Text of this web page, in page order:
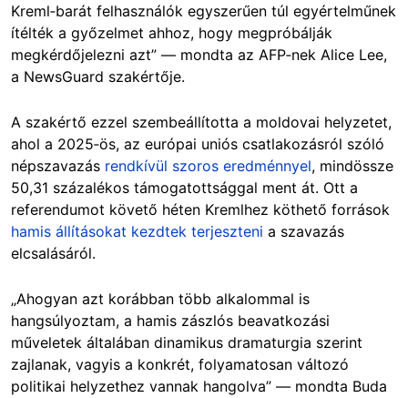
Kreml‑barát felhasználók egyszerűen túl egyértelműnek
ítélték a győzelmet ahhoz, hogy megpróbálják
megkérdőjelezni azt” — mondta az AFP‑nek Alice Lee,
a NewsGuard szakértője.
A szakértő ezzel szembeállította a moldovai helyzetet,
ahol a 2025‑ös, az európai uniós csatlakozásról szóló
népszavazás rendkívül szoros eredménnyel, mindössze
50,31 százalékos támogatottsággal ment át. Ott a
referendumot követő héten Kremlhez köthető források
hamis állításokat kezdtek terjeszteni a szavazás
elcsalásáról.
„Ahogyan azt korábban több alkalommal is
hangsúlyoztam, a hamis zászlós beavatkozási
műveletek általában dinamikus dramaturgia szerint
zajlanak, vagyis a konkrét, folyamatosan változó
politikai helyzethez vannak hangolva” — mondta Buda